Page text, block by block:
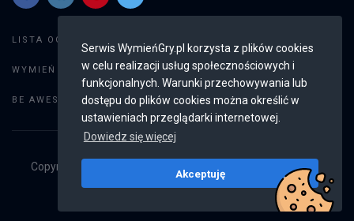
Serwis WymieńGry.pl korzysta z plików cookies
w celu realizacji usług społecznościowych i
funkcjonalnych. Warunki przechowywania lub
dostępu do plików cookies można określić w
ustawieniach przeglądarki internetowej.
Dowiedz się więcej
Akceptuję
LISTA OGŁOSZEŃ:
WYMIEŃ GRY: Dodaj ogłoszenie
BE AWESOME: Weryfikacja konta
Copyright © 2019 - 2026
Wszystkie prawa
v2.8.4